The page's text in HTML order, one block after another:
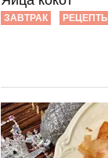
ЗАВТРАК РЕЦЕПТЫ